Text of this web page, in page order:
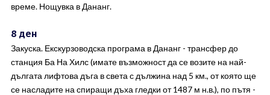
време. Нощувка в Дананг.
8 ден
Закуска. Екскурзоводска програма в Дананг - трансфер до
станция Ба На Хилс (имате възможност да се возите на най-
дългата лифтова дъга в света с дължина над 5 км., от която ще
се насладите на спиращи дъха гледки от 1487 м н.в.), по пътя -